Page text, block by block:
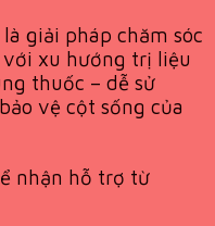
là giải pháp chăm sóc
xu hướng trị liệu
thuốc – dễ sử
vệ cột sống của
nhận hỗ trợ từ